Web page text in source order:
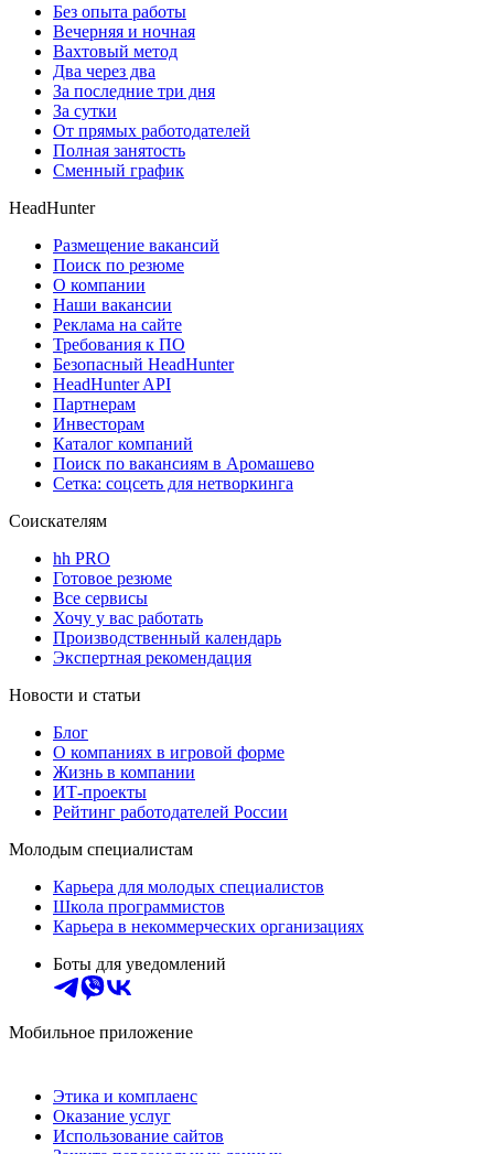
Без опыта работы
Вечерняя и ночная
Вахтовый метод
Два через два
За последние три дня
За сутки
От прямых работодателей
Полная занятость
Сменный график
HeadHunter
Размещение вакансий
Поиск по резюме
О компании
Наши вакансии
Реклама на сайте
Требования к ПО
Безопасный HeadHunter
HeadHunter API
Партнерам
Инвесторам
Каталог компаний
Поиск по вакансиям в Аромашево
Сетка: соцсеть для нетворкинга
Соискателям
hh PRO
Готовое резюме
Все сервисы
Хочу у вас работать
Производственный календарь
Экспертная рекомендация
Новости и статьи
Блог
О компаниях в игровой форме
Жизнь в компании
ИТ-проекты
Рейтинг работодателей России
Молодым специалистам
Карьера для молодых специалистов
Школа программистов
Карьера в некоммерческих организациях
Боты для уведомлений
Мобильное приложение
Этика и комплаенс
Оказание услуг
Использование сайтов